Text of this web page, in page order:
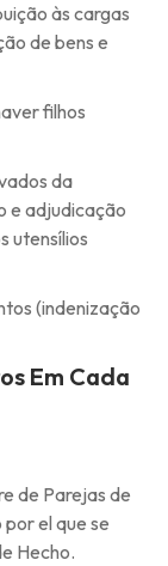
às cargas
de bens e
filhos
da
e adjudicação
utensílios
(indenização
Em Cada
de Parejas de
el que se
Hecho.